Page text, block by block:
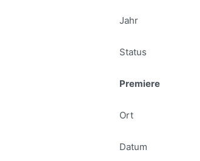
Jahr
Status
Premiere
Ort
Datum